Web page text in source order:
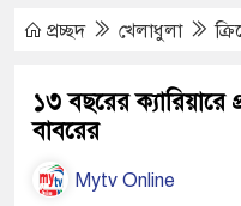
প্রচ্ছদ খেলাধুলা
১৩ বছরের
বাবরের
Mytv Online